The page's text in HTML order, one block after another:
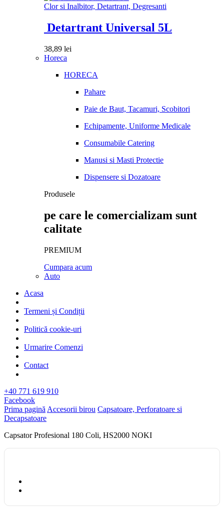
Clor si Inalbitor, Detartrant, Degresanti
Detartrant Universal 5L
38,89 lei
Horeca
HORECA
Pahare
Paie de Baut, Tacamuri, Scobitori
Echipamente, Uniforme Medicale
Consumabile Catering
Manusi si Masti Protectie
Dispensere si Dozatoare
Produsele
pe care le comercializam sunt
calitate
PREMIUM
Cumpara acum
Auto
Acasa
Termeni și Condiții
Politică cookie-uri
Urmarire Comenzi
Contact
+40 771 619 910
Facebook
Prima pagină Accesorii birou Capsatoare, Perforatoare si
Decapsatoare
Capsator Profesional 180 Coli, HS2000 NOKI